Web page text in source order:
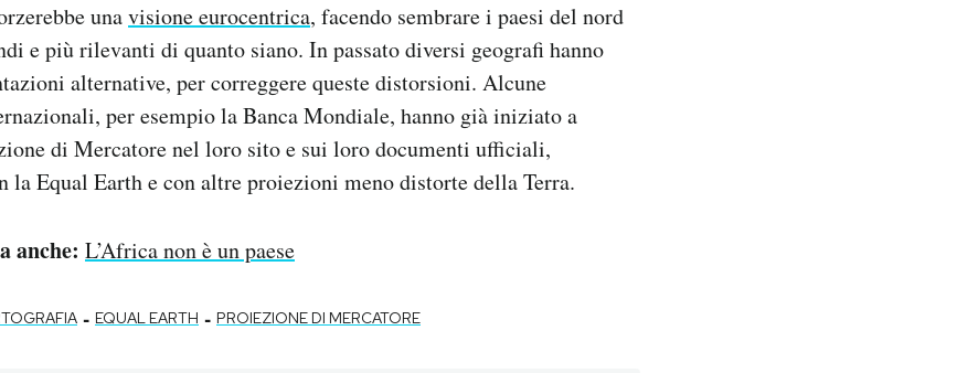
unavisione eurocentrica, facendo sembrare i paesi del nord
e più rilevanti di quanto siano. In passato diversi geografi hanno
alternative, per correggere queste distorsioni. Alcune
per esempio la Banca Mondiale, hanno già iniziato a
di Mercatore nel loro sito e sui loro documenti ufficiali,
la Equal Earth e con altre proiezioni meno distorte della Terra.
anche: L’Africa non è un paese
- EQUAL EARTH - PROIEZIONE DI MERCATORE